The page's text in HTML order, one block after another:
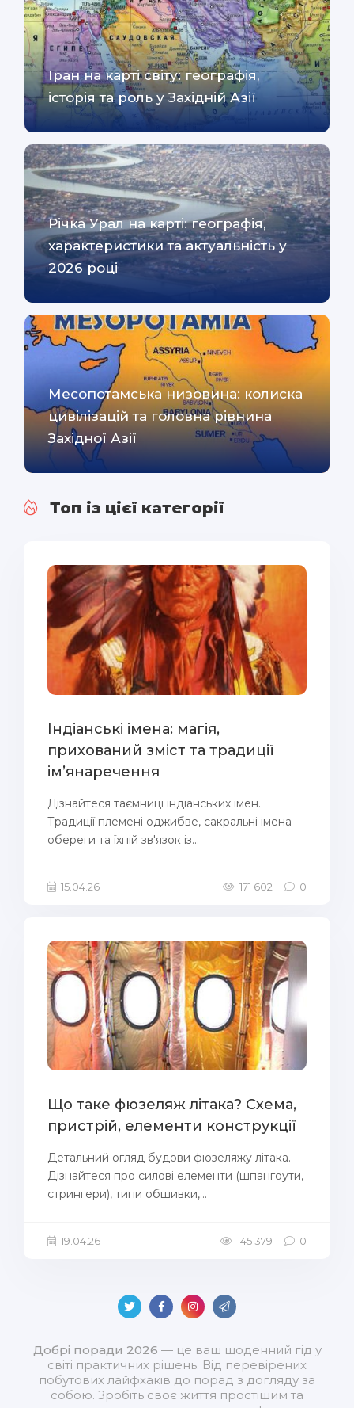
Іран на карті світу: географія,
історія та роль у Західній Азії
Річка Урал на карті: географія,
характеристики та актуальність у
2026 році
Месопотамська низовина: колиска
цивілізацій та головна рівнина
Західної Азії
Топ із цієї категорії
Індіанські імена: магія,
прихований зміст та традиції
ім’янаречення
Дізнайтеся таємниці індіанських імен.
Традиції племені оджибве, сакральні імена-
обереги та їхній зв'язок із...
15.04.26 171 602 0
Що таке фюзеляж літака? Схема,
пристрій, елементи конструкції
Детальний огляд будови фюзеляжу літака.
Дізнайтеся про силові елементи (шпангоути,
стрингери), типи обшивки,...
19.04.26 145 379 0
Добрі поради 2026 — це ваш щоденний гід у
світі практичних рішень. Від перевірених
побутових лайфхаків до порад з догляду за
собою. Зробіть своє життя простішим та